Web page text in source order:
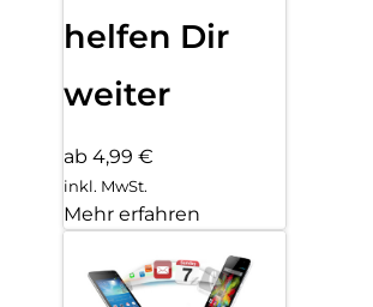
helfen Dir
weiter
ab 4,99 €
inkl. MwSt.
Mehr erfahren